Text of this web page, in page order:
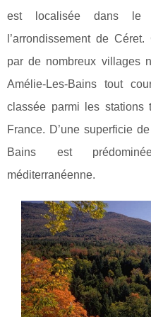
est localisée dans le
l’arrondissement de
par de nombreux villages
Amélie-Les-Bains tout
classée parmi les stations
France. D’une superficie
Bains est
méditerranéenne.